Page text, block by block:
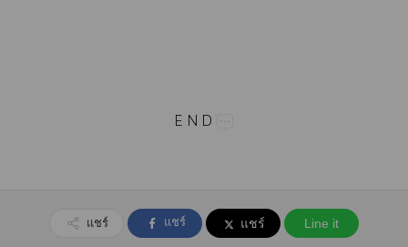
E​N​D
แชร์ แชร์ แชร์ Line it